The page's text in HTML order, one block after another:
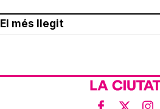
El més llegit